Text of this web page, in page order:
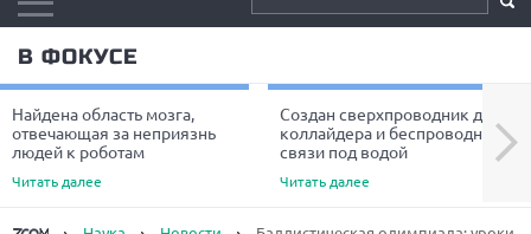
В ФОКУСЕ
Найдена область мозга,
отвечающая за неприязнь
людей к роботам
Читать далее
Создан сверхпроводник для
коллайдера и беспроводной
связи под водой
Читать далее
Next